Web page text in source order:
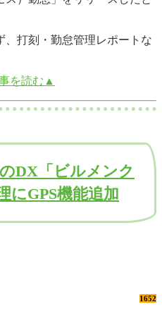
、打刻・勤怠管理レポートな
を読む▲
DX「ビルメンク
にGPS機能追加
1652